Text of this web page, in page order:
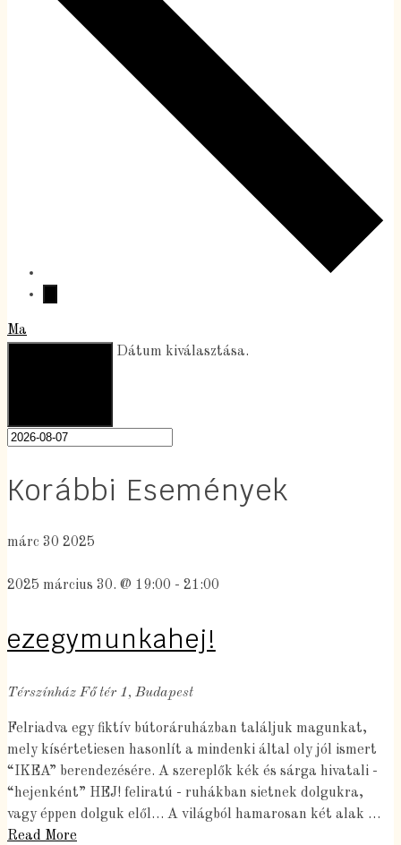
Ma
Dátum kiválasztása.
Korábbi Események
márc 30 2025
2025 március 30. @ 19:00 - 21:00
ezegymunkahej!
Térszínház Fő tér 1, Budapest
Felriadva egy fiktív bútoráruházban találjuk magunkat,
mely kísértetiesen hasonlít a mindenki által oly jól ismert
“IKEA” berendezésére. A szereplők kék és sárga hivatali -
“hejenként” HEJ! feliratú - ruhákban sietnek dolgukra,
vagy éppen dolguk elől… A világból hamarosan két alak …
Read More